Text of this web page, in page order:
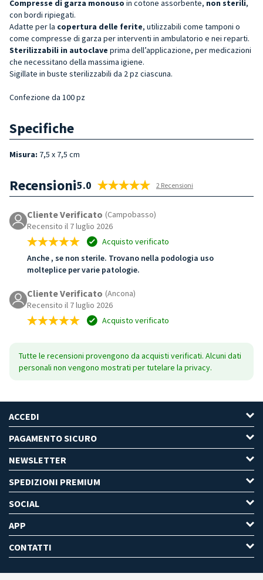
Compresse di garza monouso in cotone assorbente, non sterili,
con bordi ripiegati.
Adatte per la copertura delle ferite, utilizzabili come tamponi o
come compresse di garza per interventi in ambulatorio e nei reparti.
Sterilizzabili in autoclave prima dell’applicazione, per medicazioni
che necessitano della massima igiene.
Sigillate in buste sterilizzabili da 2 pz ciascuna.
Confezione da 100 pz
Specifiche
Misura: 7,5 x 7,5 cm
Recensioni5.0 2 Recensioni
Cliente Verificato (Campobasso)
Recensito il 7 luglio 2026
Acquisto verificato
Anche , se non sterile. Trovano nella podologia uso
molteplice per varie patologie.
Cliente Verificato (Ancona)
Recensito il 7 luglio 2026
Acquisto verificato
Tutte le recensioni provengono da acquisti verificati. Alcuni dati
personali non vengono mostrati per tutelare la privacy.
ACCEDI
PAGAMENTO SICURO
NEWSLETTER
SPEDIZIONI PREMIUM
SOCIAL
APP
CONTATTI